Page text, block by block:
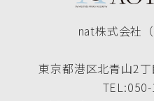
nat株式会社
東京都港区北青山2